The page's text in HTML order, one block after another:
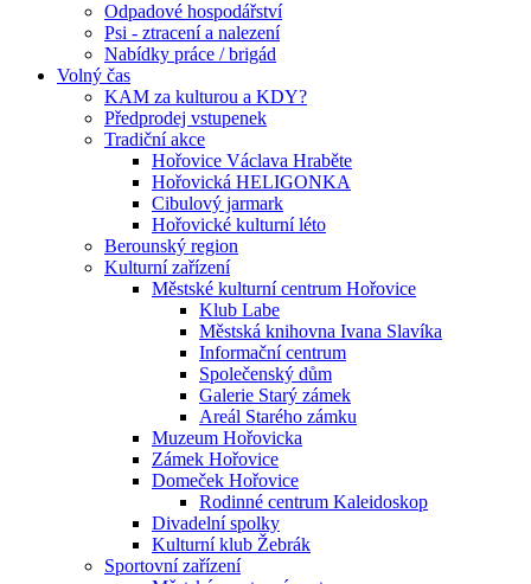
Odpadové hospodářství
Psi - ztracení a nalezení
Nabídky práce / brigád
Volný čas
KAM za kulturou a KDY?
Předprodej vstupenek
Tradiční akce
Hořovice Václava Hraběte
Hořovická HELIGONKA
Cibulový jarmark
Hořovické kulturní léto
Berounský region
Kulturní zařízení
Městské kulturní centrum Hořovice
Klub Labe
Městská knihovna Ivana Slavíka
Informační centrum
Společenský dům
Galerie Starý zámek
Areál Starého zámku
Muzeum Hořovicka
Zámek Hořovice
Domeček Hořovice
Rodinné centrum Kaleidoskop
Divadelní spolky
Kulturní klub Žebrák
Sportovní zařízení